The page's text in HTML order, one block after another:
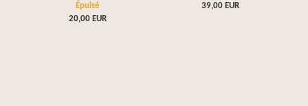
Épuisé
20,00 EUR
39,00 EUR